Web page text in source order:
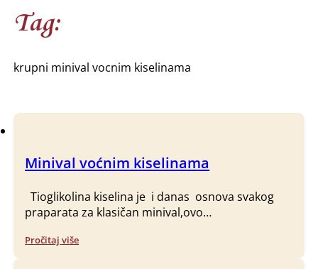
Tag:
krupni minival vocnim kiselinama
Minival voćnim kiselinama
Tioglikolina kiselina je i danas osnova svakog
praparata za klasičan minival,ovo…
Pročitaj više